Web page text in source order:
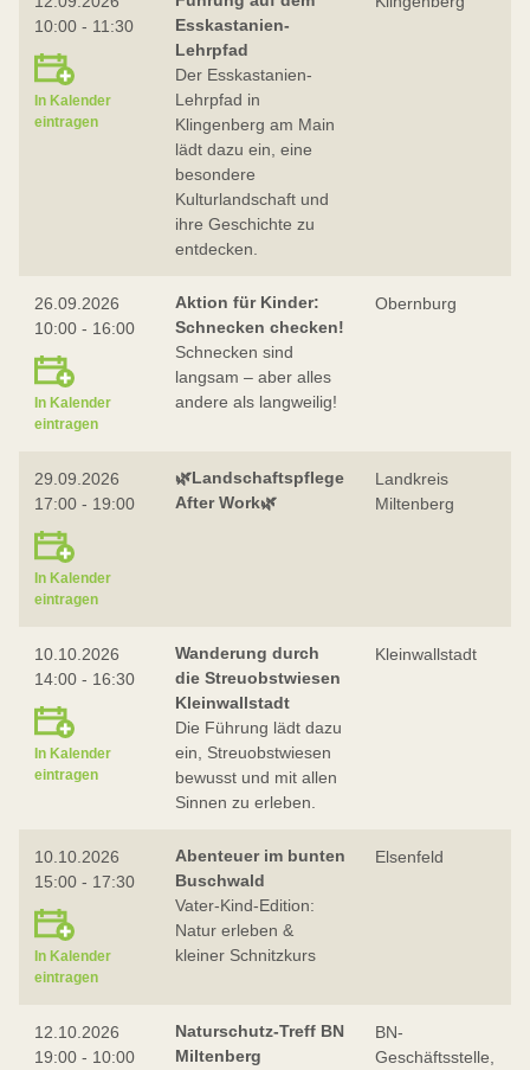
10:00 - 11:30
In Kalender
eintragen
Esskastanien-
Lehrpfad
Der Esskastanien-
Lehrpfad in
Klingenberg am Main
lädt dazu ein, eine
besondere
Kulturlandschaft und
ihre Geschichte zu
entdecken.
26.09.2026
10:00 - 16:00
In Kalender
eintragen
Aktion für Kinder:
Schnecken checken!
Schnecken sind
langsam – aber alles
andere als langweilig!
Obernburg
29.09.2026
17:00 - 19:00
In Kalender
eintragen
🌿Landschaftspflege
After Work🌿
Landkreis
Miltenberg
10.10.2026
14:00 - 16:30
In Kalender
eintragen
Wanderung durch
die Streuobstwiesen
Kleinwallstadt
Die Führung lädt dazu
ein, Streuobstwiesen
bewusst und mit allen
Sinnen zu erleben.
Kleinwallstadt
10.10.2026
15:00 - 17:30
In Kalender
eintragen
Abenteuer im bunten
Buschwald
Vater-Kind-Edition:
Natur erleben &
kleiner Schnitzkurs
Elsenfeld
12.10.2026
19:00 - 10:00
Naturschutz-Treff BN
Miltenberg
BN-
Geschäftsstelle,